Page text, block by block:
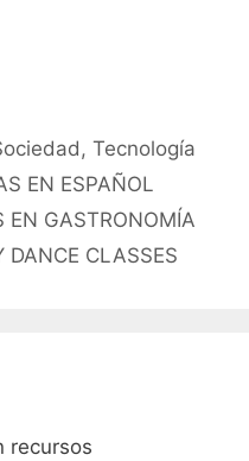
,Tecnología
EN ESPAÑOL
EN GASTRONOMÍA
DANCE CLASSES
recursos